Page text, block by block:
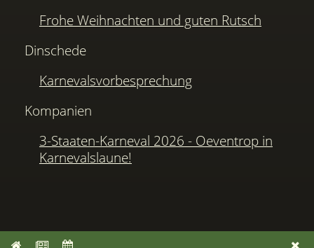
Frohe Weihnachten und guten Rutsch
Dinschede
Karnevalsvorbesprechung
Kompanien
3-Staaten-Karneval 2026 - Oeventrop in
Karnevalslaune!